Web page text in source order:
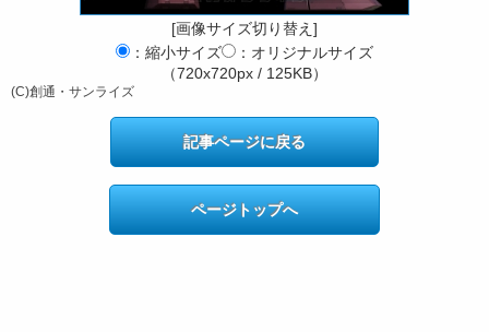
[画像サイズ切り替え]
：縮小サイズ
：オリジナルサイズ
（720x720px / 125KB）
(C)創通・サンライズ
記事ページに戻る
ページトップへ